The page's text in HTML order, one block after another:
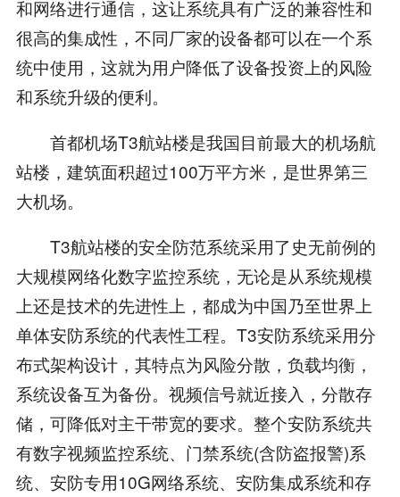
和网络进行通信，这让系统具有广泛的兼容性和
很高的集成性，不同厂家的设备都可以在一个系
统中使用，这就为用户降低了设备投资上的风险
和系统升级的便利。
首都机场T3航站楼是我国目前最大的机场航
站楼，建筑面积超过100万平方米，是世界第三
大机场。
T3航站楼的安全防范系统采用了史无前例的
大规模网络化数字监控系统，无论是从系统规模
上还是技术的先进性上，都成为中国乃至世界上
单体安防系统的代表性工程。T3安防系统采用分
布式架构设计，其特点为风险分散，负载均衡，
系统设备互为备份。视频信号就近接入，分散存
储，可降低对主干带宽的要求。整个安防系统共
有数字视频监控系统、门禁系统(含防盗报警)系
统、安防专用10G网络系统、安防集成系统和存